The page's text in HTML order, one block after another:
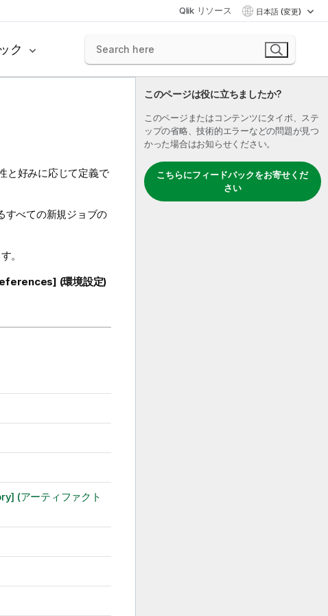
Qlik リソース 日本語 (変更)
ク
このページは役に立ちましたか?
このページまたはコンテンツにタイポ、ステ
ップの省略、技術的エラーなどの問題が見つ
かった場合はお知らせください。
こちらにフィードバックをお寄せくだ
さい
と好みに応じて定義で
すべての新規ジョブの
。
(環境設定)
(アーティファクト